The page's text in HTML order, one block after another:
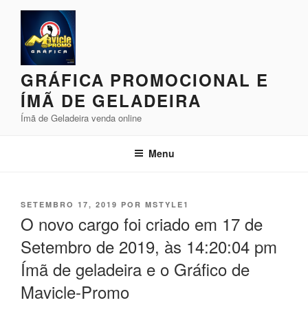
Pular
conteúdo
GRÁFICA PROMOCIONAL E
ÍMÃ DE GELADEIRA
Ímã de Geladeira venda online
Menu
PUBLICADO
SETEMBRO 17, 2019 POR MSTYLE1
O novo cargo foi criado em 17 de
Setembro de 2019, às 14:20:04 pm
Ímã de geladeira e o Gráfico de
Mavicle-Promo